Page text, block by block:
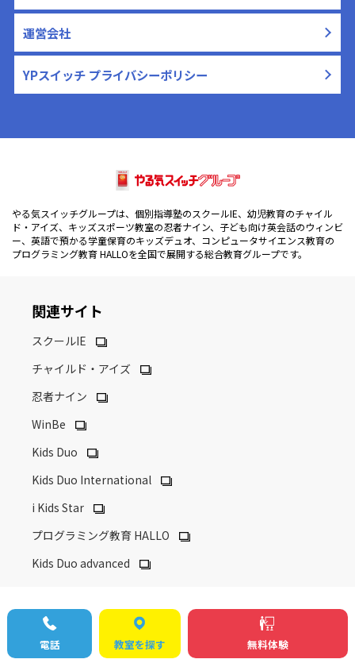
電話 教室を探す 無料体験
運営会社
YPスイッチ プライバシーポリシー
やる気スイッチグループは、個別指導塾のスクールIE、幼児教育のチャイル
ド・アイズ、キッズスポーツ教室の忍者ナイン、子ども向け英会話のウィンビ
ー、英語で預かる学童保育のキッズデュオ、コンピュータサイエンス教育の
プログラミング教育 HALLOを全国で展開する総合教育グループです。
関連サイト
スクールIE
チャイルド・アイズ
忍者ナイン
WinBe
Kids Duo
Kids Duo International
i Kids Star
プログラミング教育 HALLO
Kids Duo advanced
やる気スイッチグループ
サイトマップ
カスタマーハラスメントに対するポリシー
やる気スイッチグループの安心・安全対策
外部送信ポリシー